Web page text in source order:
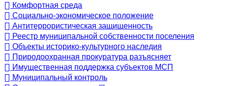
Комфортная среда
Социально-экономическое положение
Антитеррористическая защищенность
Реестр муниципальной собственности поселения
Объекты историко-культурного наследия
Природоохранная прокуратура разъясняет
Имущественная поддержка субъектов МСП
Муниципальный контроль